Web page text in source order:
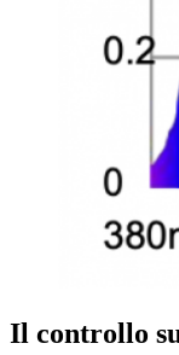
Il controllo